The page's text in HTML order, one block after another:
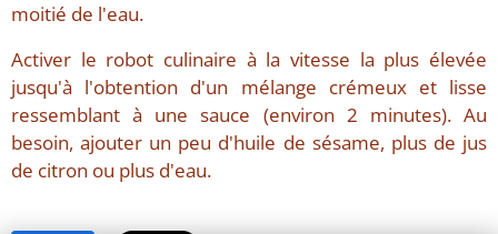
moitié de l'eau.
Activer le robot culinaire à la vitesse la plus élevée
jusqu'à l'obtention d'un mélange crémeux et lisse
ressemblant à une sauce (environ 2 minutes). Au
besoin, ajouter un peu d'huile de sésame, plus de jus
de citron ou plus d'eau.